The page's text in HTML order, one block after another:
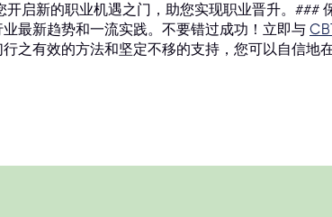
开启新的职业机遇之门，助您实现职业晋升。###
最新趋势和一流实践。不要错过成功！立即与
之有效的方法和坚定不移的支持，您可以自信地